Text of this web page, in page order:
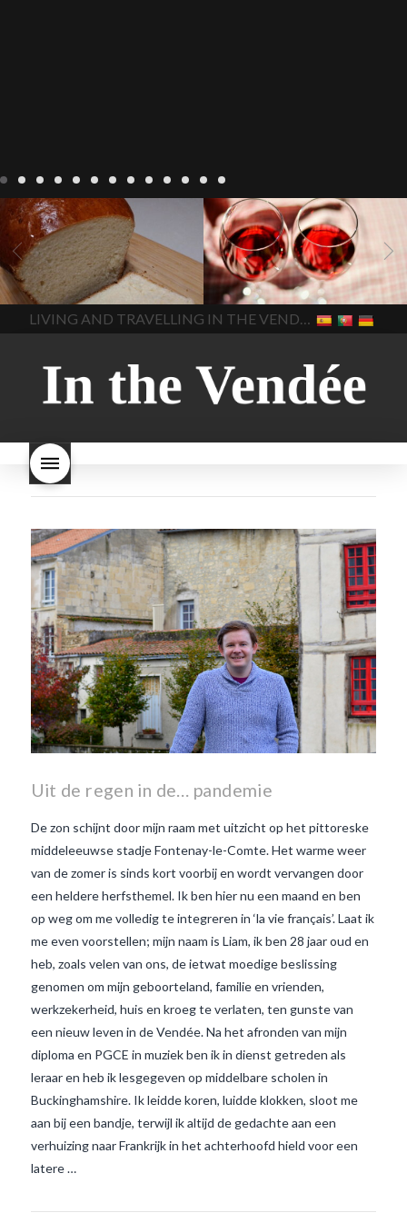
Recepten Wonen
baken in
Frankrijk bakken in de
Vendee
brood bakken
brood met gist gist brood
het beste brood hoe moet
ik brood bakken is melk
brood gezond is melkbrood
gezond mama's brood melk
brood melk brood en
wat is melkbrood
zijn melk
brood en brioche hetzelfde
brood
In The Vendee
Blog Wonen beaujolais
2022 Beaujolais Nouveau
2022 De wijnmakers laten
de druiventrossen gisten in
een anaërobe donderdag
17 november 2022 is
beaujolais dag hoe lang is
Beaujolais Nouveau
houdbaar hoeveel flessen
verkocht
is Beaujolais
Nouveau een fruitige wijn
kooldioxiderijke omgeving.
Nouveau naar? wat is
wanneer is beaujolais dag
wanneer is beaujolais
nouveau dag
Wat is de dag
van Beaujolais Nouveau wat
is de traditie rond beaujolais
nouveau wat maakt
Beaujolais Nouveau zo
speciaal wat zijn tannines
witte beaujolais nouveau
In The Vendee
Uit de regen in de… pandemie
De zon schijnt door mijn raam met uitzicht op het pittoreske
middeleeuwse stadje Fontenay-le-Comte. Het warme weer
van de zomer is sinds kort voorbij en wordt vervangen door
een heldere herfsthemel. Ik ben hier nu een maand en ben
op weg om me volledig te integreren in ‘la vie français’. Laat ik
me even voorstellen; mijn naam is Liam, ik ben 28 jaar oud en
heb, zoals velen van ons, de ietwat moedige beslissing
genomen om mijn geboorteland, familie en vrienden,
werkzekerheid, huis en kroeg te verlaten, ten gunste van
een nieuw leven in de Vendée. Na het afronden van mijn
diploma en PGCE in muziek ben ik in dienst getreden als
leraar en heb ik lesgegeven op middelbare scholen in
Buckinghamshire. Ik leidde koren, luidde klokken, sloot me
aan bij een bandje, terwijl ik altijd de gedachte aan een
verhuizing naar Frankrijk in het achterhoofd hield voor een
latere …